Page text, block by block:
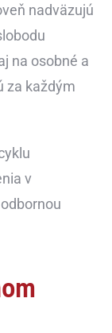
nadväzujú
na osobné a
za každým
v